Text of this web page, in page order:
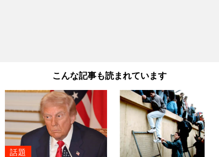
こんな記事も読まれています
話題